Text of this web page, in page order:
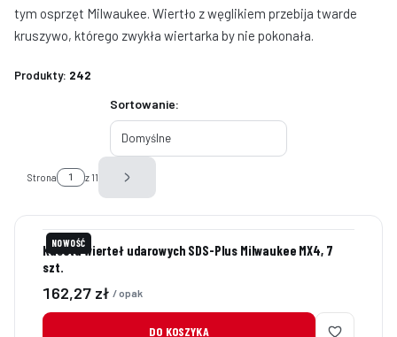
tym osprzęt Milwaukee. Wiertło z węglikiem przebija twarde
kruszywo, którego zwykła wiertarka by nie pokonała.
Produkty: 242
Lista produktówSortowanie:
Domyślne
Strona z 11 Następne produkty
NOWOŚĆ
Kaseta wierteł udarowych SDS-Plus Milwaukee MX4, 7
szt.
Cena
162,27 zł / opak
DO KOSZYKA